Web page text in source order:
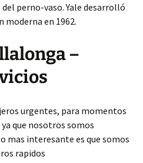
perno-vaso. Yale desarrolló
moderna en 1962.
–
urgentes, para momentos
que nosotros somos
mas interesante es que somos
rapidos